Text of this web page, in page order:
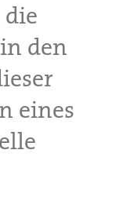
den
eines